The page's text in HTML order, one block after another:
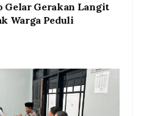
Gelar Gerakan Langit
Warga Peduli